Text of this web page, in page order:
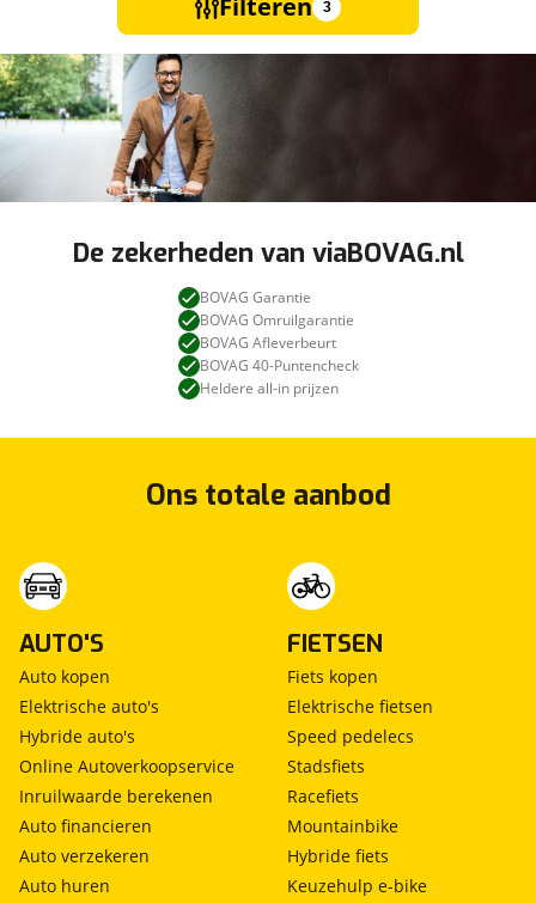
Filteren 3
De zekerheden van viaBOVAG.nl
BOVAG Garantie
BOVAG Omruilgarantie
BOVAG Afleverbeurt
BOVAG 40-Puntencheck
Heldere all-in prijzen
Ons totale aanbod
AUTO'S
Auto kopen
Elektrische auto's
Hybride auto's
Online Autoverkoopservice
Inruilwaarde berekenen
Auto financieren
Auto verzekeren
Auto huren
FIETSEN
Fiets kopen
Elektrische fietsen
Speed pedelecs
Stadsfiets
Racefiets
Mountainbike
Hybride fiets
Keuzehulp e-bike